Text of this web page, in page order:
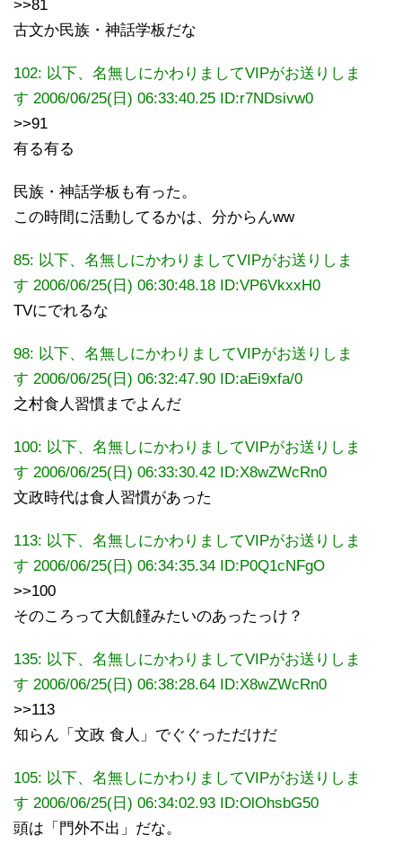
>>81
古文か民族・神話学板だな
102: 以下、名無しにかわりましてVIPがお送りしま
す 2006/06/25(日) 06:33:40.25 ID:r7NDsivw0
>>91
有る有る
民族・神話学板も有った。
この時間に活動してるかは、分からんww
85: 以下、名無しにかわりましてVIPがお送りしま
す 2006/06/25(日) 06:30:48.18 ID:VP6VkxxH0
TVにでれるな
98: 以下、名無しにかわりましてVIPがお送りしま
す 2006/06/25(日) 06:32:47.90 ID:aEi9xfa/0
之村食人習慣までよんだ
100: 以下、名無しにかわりましてVIPがお送りしま
す 2006/06/25(日) 06:33:30.42 ID:X8wZWcRn0
文政時代は食人習慣があった
113: 以下、名無しにかわりましてVIPがお送りしま
す 2006/06/25(日) 06:34:35.34 ID:P0Q1cNFgO
>>100
そのころって大飢饉みたいのあったっけ？
135: 以下、名無しにかわりましてVIPがお送りしま
す 2006/06/25(日) 06:38:28.64 ID:X8wZWcRn0
>>113
知らん「文政 食人」でぐぐっただけだ
105: 以下、名無しにかわりましてVIPがお送りしま
す 2006/06/25(日) 06:34:02.93 ID:OlOhsbG50
頭は「門外不出」だな。